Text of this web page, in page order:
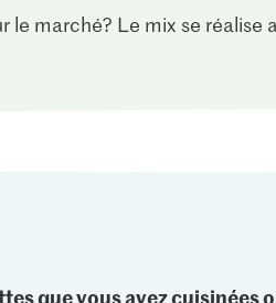
le marché? Le mix se réalise
que vous avez cuisinées